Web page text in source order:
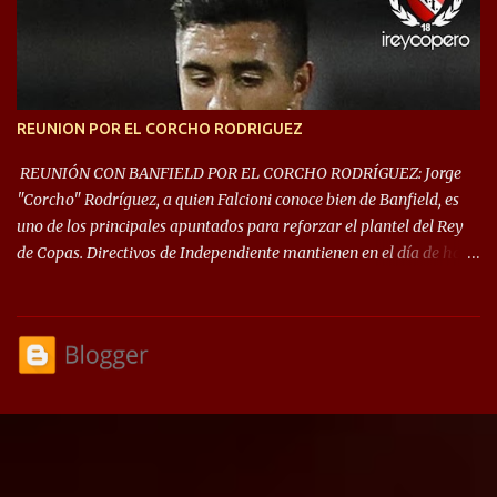
las fases de grupos de la #CopaLibertadores 2021. ¡Este año hay
noche de Copas Rey! ⚽🇦🇹👑🏆.
REUNION POR EL CORCHO RODRIGUEZ
REUNIÓN CON BANFIELD POR EL CORCHO RODRÍGUEZ: Jorge
"Corcho" Rodríguez, a quien Falcioni conoce bien de Banfield, es
uno de los principales apuntados para reforzar el plantel del Rey
de Copas. Directivos de Independiente mantienen en el día de hoy
préstamo con opción de compra pero, por lo que se sabe, Banfield
busca vender al menos el 50% del pase por una cifra cercana a los
capitán que llegó a la final de la #CopaDiegoMaradona, jugador